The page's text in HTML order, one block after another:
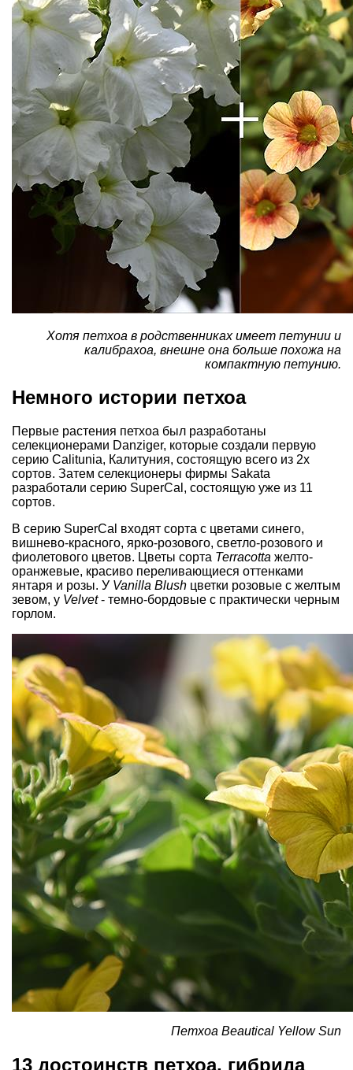
Хотя петхоа в родственниках имеет петунии и
калибрахоа, внешне она больше похожа на
компактную петунию.
Немного истории петхоа
Первые растения петхоа был разработаны
селекционерами Danziger, которые создали первую
серию Calitunia, Калитуния, состоящую всего из 2х
сортов. Затем селекционеры фирмы Sakata
разработали серию SuperCal, состоящую уже из 11
сортов.
В серию SuperCal входят сорта с цветами синего,
вишнево-красного, ярко-розового, светло-розового и
фиолетового цветов. Цветы сорта Terracotta желто-
оранжевые, красиво переливающиеся оттенками
янтаря и розы. У Vanilla Blush цветки розовые с желтым
зевом, у Velvet- темно-бордовые с практически черным
горлом.
Петхоа Beautical Yellow Sun
13 достоинств петхоа, гибрида